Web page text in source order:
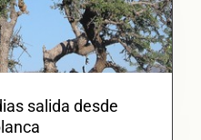
salida desde